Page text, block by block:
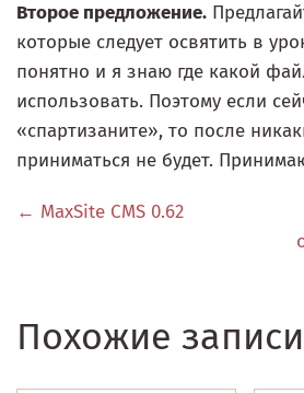
Второе предложение.
которые следует освятить в
понятно и я знаю где какой
использовать. Поэтому если
«спартизаните», то после
приниматься не будет.
← MaxSite CMS 0.62
Похожие записи